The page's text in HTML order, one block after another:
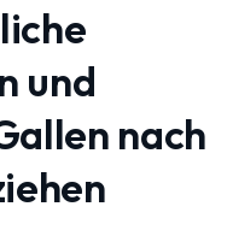
und
nach